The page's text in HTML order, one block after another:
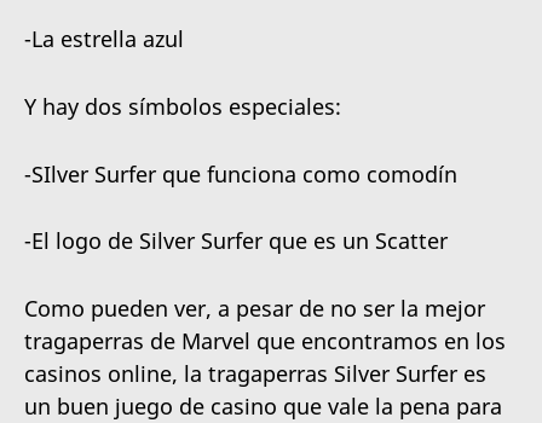
-La estrella azul
Y hay dos símbolos especiales:
-SIlver Surfer que funciona como comodín
-El logo de Silver Surfer que es un Scatter
Como pueden ver, a pesar de no ser la mejor
tragaperras de Marvel que encontramos en los
casinos online, la tragaperras Silver Surfer es
un buen juego de casino que vale la pena para